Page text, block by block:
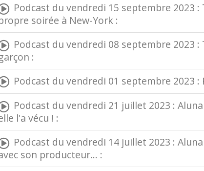
Podcast du vendredi 15 septembre 2023
soirée à New-York :
Podcast du vendredi 08 septembre 2023
:
Podcast du vendredi 01 septembre 2023 :
Podcast du vendredi 21 juillet 2023 :
l'a vécu ! :
Podcast du vendredi 14 juillet 2023 :
son producteur... :